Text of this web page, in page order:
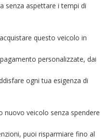
senza aspettare i tempi di
questo veicolo in
personalizzate, dai
ogni tua esigenza di
nuovo veicolo senza spendere
puoi risparmiare fino al